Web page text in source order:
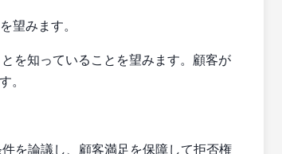
望みます。
を知っていることを望みます。顧客が
。
を論議し、顧客満足を保障して拒否権